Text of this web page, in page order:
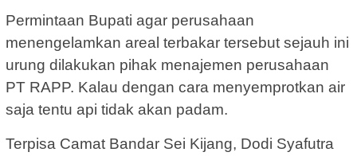
Permintaan Bupati agar perusahaan
menengelamkan areal terbakar tersebut sejauh ini
urung dilakukan pihak menajemen perusahaan
PT RAPP. Kalau dengan cara menyemprotkan air
saja tentu api tidak akan padam.
Terpisa Camat Bandar Sei Kijang, Dodi Syafutra